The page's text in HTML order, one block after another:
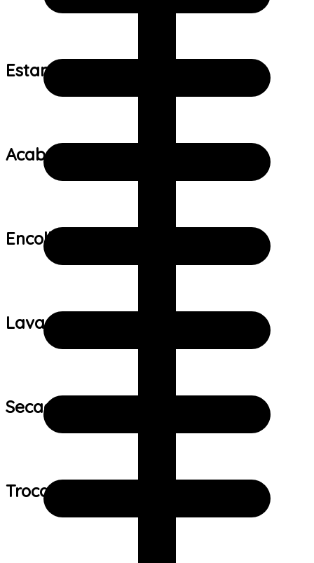
Estampa:
Acabamento:
Encolhimento:
Lavagem:
Secagem:
Trocas e devoluções: